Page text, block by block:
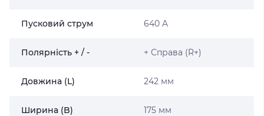
Пусковий струм 640 A
Полярність + / - + Справа (R+)
Довжина (L) 242 мм
Ширина (B) 175 мм